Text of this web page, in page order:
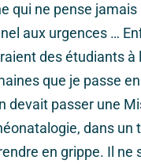
qui ne pense
aux urgences …
des étudiants
que je passe
devait passer une
dans un
en grippe. Il ne